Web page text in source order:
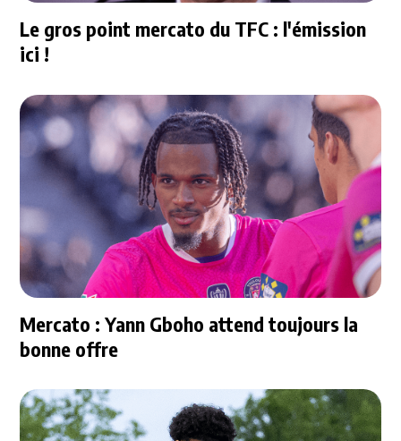
Le gros point mercato du TFC : l'émission
ici !
Mercato : Yann Gboho attend toujours la
bonne offre